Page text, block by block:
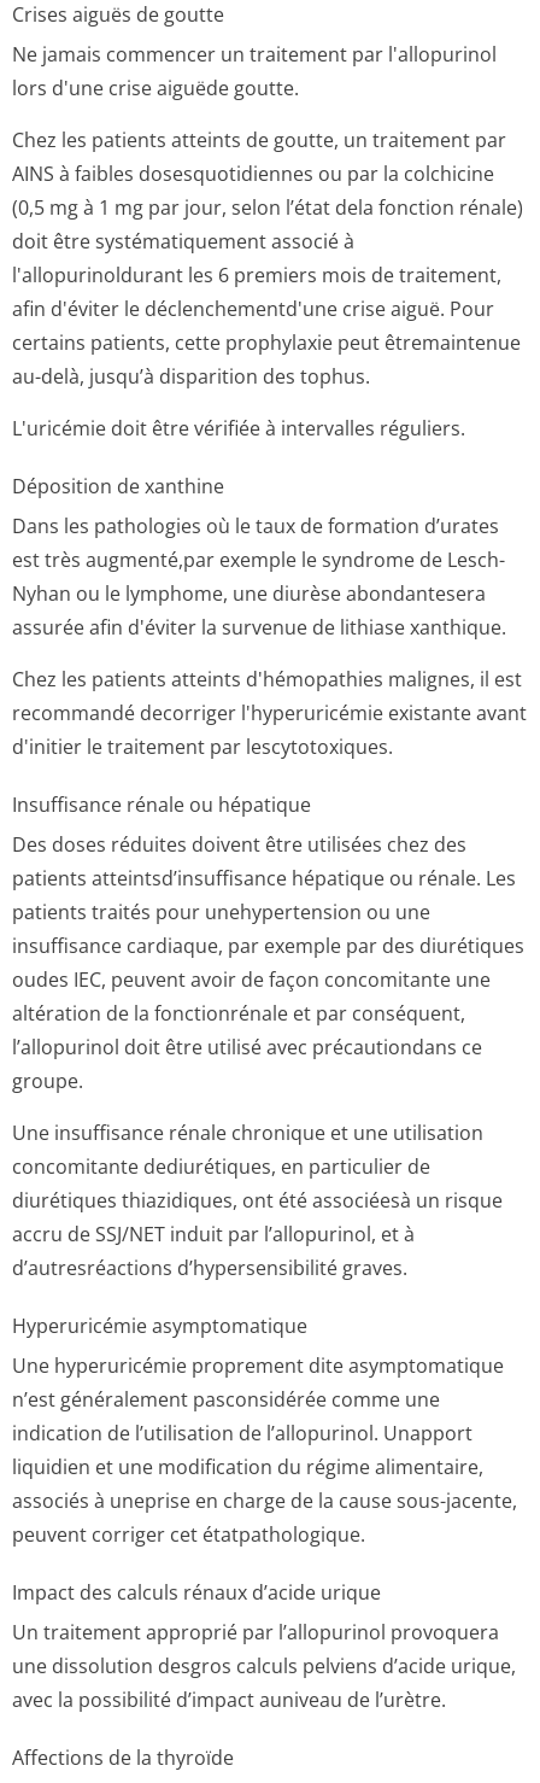
Crises aiguës de goutte
Ne jamais commencer un traitement par l'allopurinol
lors d'une crise aiguëde goutte.
Chez les patients atteints de goutte, un traitement par
AINS à faibles dosesquotidiennes ou par la colchicine
(0,5 mg à 1 mg par jour, selon l’état dela fonction rénale)
doit être systématiquement associé à
l'allopurinoldurant les 6 premiers mois de traitement,
afin d'éviter le déclenchementd'une crise aiguë. Pour
certains patients, cette prophylaxie peut êtremaintenue
au-delà, jusqu’à disparition des tophus.
L'uricémie doit être vérifiée à intervalles réguliers.
Déposition de xanthine
Dans les pathologies où le taux de formation d’urates
est très augmenté,par exemple le syndrome de Lesch-
Nyhan ou le lymphome, une diurèse abondantesera
assurée afin d'éviter la survenue de lithiase xanthique.
Chez les patients atteints d'hémopathies malignes, il est
recommandé decorriger l'hyperuricémie existante avant
d'initier le traitement par lescytotoxiques.
Insuffisance rénale ou hépatique
Des doses réduites doivent être utilisées chez des
patients atteintsd’insuf­fisance hépatique ou rénale. Les
patients traités pour unehypertension ou une
insuffisance cardiaque, par exemple par des diurétiques
oudes IEC, peuvent avoir de façon concomitante une
altération de la fonctionrénale et par conséquent,
l’allopurinol doit être utilisé avec précautiondans ce
groupe.
Une insuffisance rénale chronique et une utilisation
concomitante dediurétiques, en particulier de
diurétiques thiazidiques, ont été associéesà un risque
accru de SSJ/NET induit par l’allopurinol, et à
d’autresréactions d’hypersensibilité graves.
Hyperuricémie asymptomatique
Une hyperuricémie proprement dite asymptomatique
n’est généralement pasconsidérée comme une
indication de l’utilisation de l’allopurinol. Unapport
liquidien et une modification du régime alimentaire,
associés à uneprise en charge de la cause sous-jacente,
peuvent corriger cet étatpathologique.
Impact des calculs rénaux d’acide urique
Un traitement approprié par l’allopurinol provoquera
une dissolution desgros calculs pelviens d’acide urique,
avec la possibilité d’impact auniveau de l’urètre.
Affections de la thyroïde